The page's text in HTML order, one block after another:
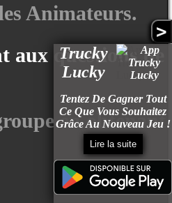
>
Trucky
Lucky
Tentez De Gagner Tout
Ce Que Vous Souhaitez
Grâce Au Nouveau Jeu !
Lire la suite
Animateurs.
aux questions de
en obtenant